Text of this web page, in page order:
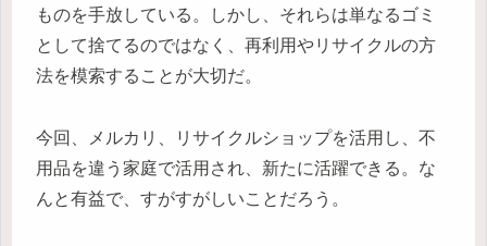
ものを手放している。しかし、それらは単なるゴミ
として捨てるのではなく、再利用やリサイクルの方
法を模索することが大切だ。
今回、メルカリ、リサイクルショップを活用し、不
用品を違う家庭で活用され、新たに活躍できる。な
んと有益で、すがすがしいことだろう。